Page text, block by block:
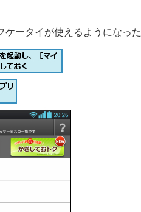
ケータイが使えるようになった